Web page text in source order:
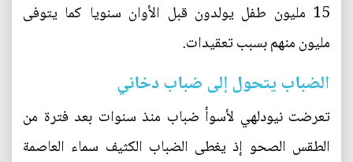
15 مليون طفل يولدون قبل الأوان سنويا كما يتوفى
مليون منهم بسبب تعقيدات.
الضباب يتحول إلى ضباب دخاني
تعرضت نيودلهي لأسوأ ضباب منذ سنوات بعد فترة من
الطقس الصحو إذ يغطى الضباب الكثيف سماء العاصمة